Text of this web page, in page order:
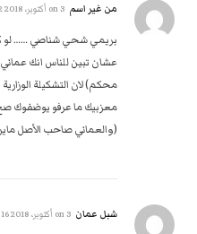
من غير اسم 3 أكتوبر، 2018 1:12 ص
بريمي شحي شناصي …… لو
عشان تبين للناس انك
محكم) لان التشكيلة
معزبيك ما عرفو يوضفوك
(والعماني صاحب الأصل
شبل عمان 3 أكتوبر، 2018 3:16 ص